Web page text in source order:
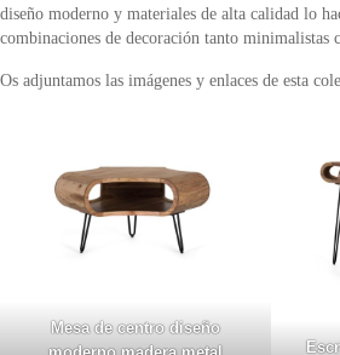
diseño moderno y materiales de alta calidad lo
combinaciones de decoración tanto minimalistas
Os adjuntamos las imágenes y enlaces de esta
Mesa de centro diseño